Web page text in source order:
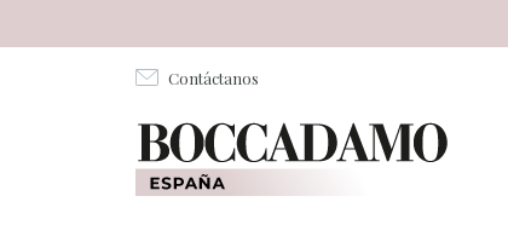
Contáctanos